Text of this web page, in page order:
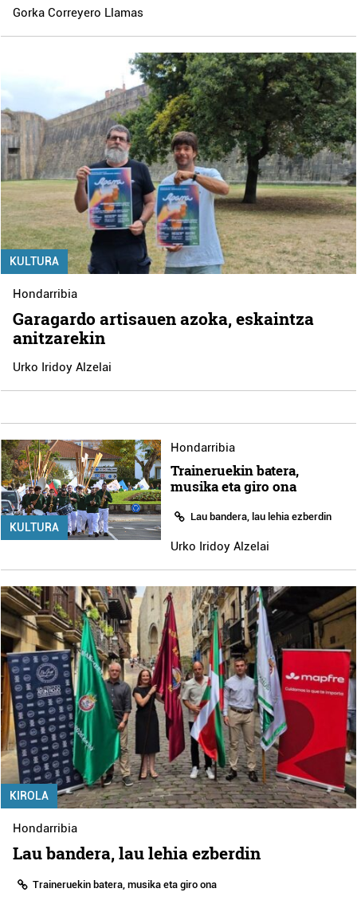
Gorka Correyero Llamas
KULTURA
Hondarribia
Garagardo artisauen azoka, eskaintza
anitzarekin
Urko Iridoy Alzelai
KULTURA
Hondarribia
Traineruekin batera,
musika eta giro ona
Lau bandera, lau lehia ezberdin
Urko Iridoy Alzelai
KIROLA
Hondarribia
Lau bandera, lau lehia ezberdin
Traineruekin batera, musika eta giro ona